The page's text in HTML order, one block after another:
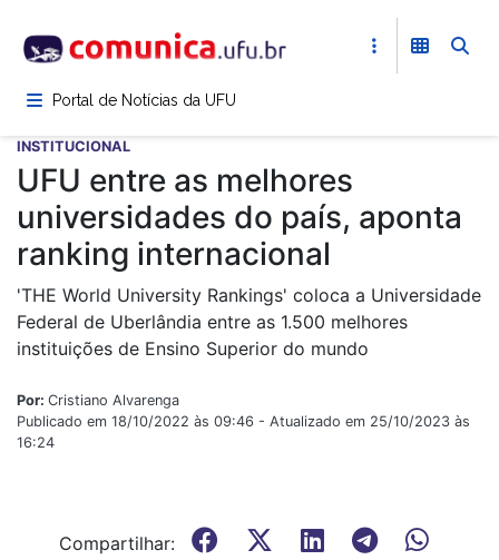
para
conteúdoPortal de Notícias da UFU
INSTITUCIONAL
UFU entre as melhores
universidades do país, aponta
ranking internacional
'THE World University Rankings' coloca a Universidade
Federal de Uberlândia entre as 1.500 melhores
instituições de Ensino Superior do mundo
Por: Cristiano Alvarenga
Publicado em 18/10/2022 às 09:46 - Atualizado em 25/10/2023 às
16:24
Compartilhar: